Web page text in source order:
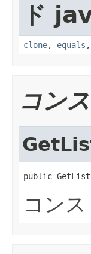
ド
clone, equals ,
コン
public
コン